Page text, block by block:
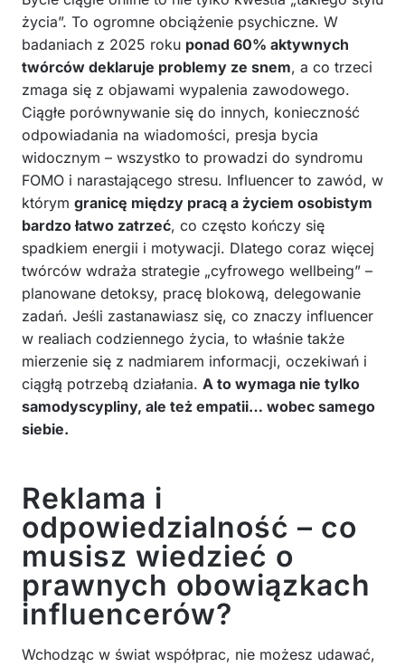
życia”. To ogromne obciążenie psychiczne. W
badaniach z 2025 roku ponad 60% aktywnych
twórców deklaruje problemy ze snem, a co trzeci
zmaga się z objawami wypalenia zawodowego.
Ciągłe porównywanie się do innych, konieczność
odpowiadania na wiadomości, presja bycia
widocznym – wszystko to prowadzi do syndromu
FOMO i narastającego stresu. Influencer to zawód, w
którym granicę między pracą a życiem osobistym
bardzo łatwo zatrzeć, co często kończy się
spadkiem energii i motywacji. Dlatego coraz więcej
twórców wdraża strategie „cyfrowego wellbeing” –
planowane detoksy, pracę blokową, delegowanie
zadań. Jeśli zastanawiasz się, co znaczy influencer
w realiach codziennego życia, to właśnie także
mierzenie się z nadmiarem informacji, oczekiwań i
ciągłą potrzebą działania. A to wymaga nie tylko
samodyscypliny, ale też empatii… wobec samego
siebie.
Reklama i
odpowiedzialność – co
musisz wiedzieć o
prawnych obowiązkach
influencerów?
Wchodząc w świat współprac, nie możesz udawać,